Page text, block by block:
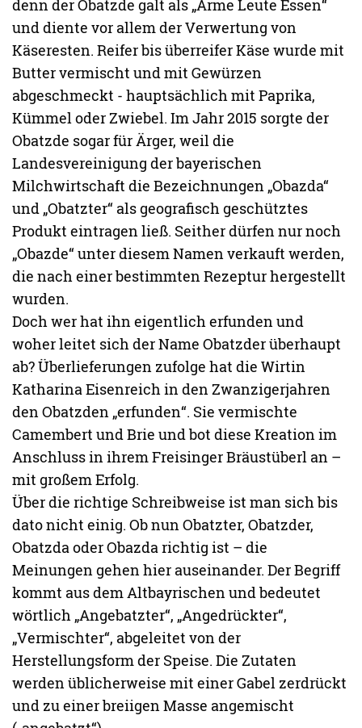
denn der Obatzde galt als „Arme Leute Essen“
und diente vor allem der Verwertung von
Käseresten. Reifer bis überreifer Käse wurde mit
Butter vermischt und mit Gewürzen
abgeschmeckt - hauptsächlich mit Paprika,
Kümmel oder Zwiebel. Im Jahr 2015 sorgte der
Obatzde sogar für Ärger, weil die
Landesvereinigung der bayerischen
Milchwirtschaft die Bezeichnungen „Obazda“
und „Obatzter“ als geografisch geschütztes
Produkt eintragen ließ. Seither dürfen nur noch
„Obazde“ unter diesem Namen verkauft werden,
die nach einer bestimmten Rezeptur hergestellt
wurden.
Doch wer hat ihn eigentlich erfunden und
woher leitet sich der Name Obatzder überhaupt
ab? Überlieferungen zufolge hat die Wirtin
Katharina Eisenreich in den Zwanzigerjahren
den Obatzden „erfunden“. Sie vermischte
Camembert und Brie und bot diese Kreation im
Anschluss in ihrem Freisinger Bräustüberl an –
mit großem Erfolg.
Über die richtige Schreibweise ist man sich bis
dato nicht einig. Ob nun Obatzter, Obatzder,
Obatzda oder Obazda richtig ist – die
Meinungen gehen hier auseinander. Der Begriff
kommt aus dem Altbayrischen und bedeutet
wörtlich „Angebatzter“, „Angedrückter“,
„Vermischter“, abgeleitet von der
Herstellungsform der Speise. Die Zutaten
werden üblicherweise mit einer Gabel zerdrückt
und zu einer breiigen Masse angemischt